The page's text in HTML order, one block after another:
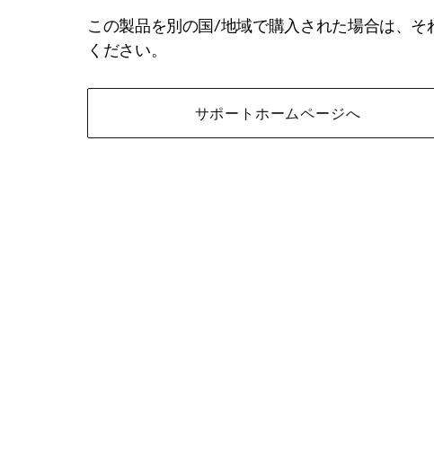
この製品を別の国/地域で購入された場合は、
ください。
サポートホームページへ